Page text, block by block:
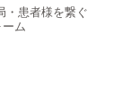
・患者様を繋ぐ
ム